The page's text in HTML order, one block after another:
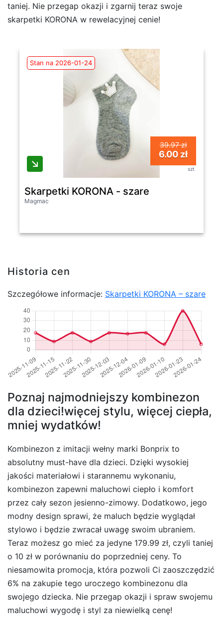
taniej. Nie przegap okazji i zgarnij teraz swoje
skarpetki KORONA w rewelacyjnej cenie!
Stan na 2026-01-24
39.97 zł
6.00 zł
szt
Skarpetki KORONA - szare
Magmac
Historia cen
Szczegółowe informacje: Skarpetki KORONA – szare
Poznaj najmodniejszy kombinezon
dla dzieci!więcej stylu, więcej ciepła,
mniej wydatków!
Kombinezon z imitacji wełny marki Bonprix to
absolutny must-have dla dzieci. Dzięki wysokiej
jakości materiałowi i starannemu wykonaniu,
kombinezon zapewni maluchowi ciepło i komfort
przez cały sezon jesienno-zimowy. Dodatkowo, jego
modny design sprawi, że maluch będzie wyglądał
stylowo i będzie zwracał uwagę swoim ubraniem.
Teraz możesz go mieć za jedyne 179.99 zł, czyli taniej
o 10 zł w porównaniu do poprzedniej ceny. To
niesamowita promocja, która pozwoli Ci zaoszczędzić
6% na zakupie tego uroczego kombinezonu dla
swojego dziecka. Nie przegap okazji i spraw swojemu
maluchowi wygodę i styl za niewielką cenę!